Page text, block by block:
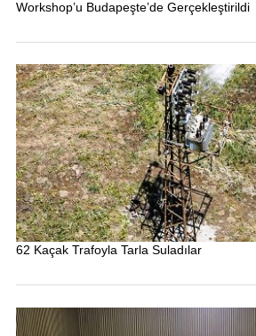
Workshop’u Budapeşte’de Gerçekleştirildi
62 Kaçak Trafoyla Tarla Suladılar